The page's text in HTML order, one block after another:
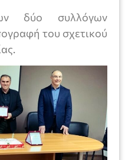
δύο συλλόγων
του σχετικού